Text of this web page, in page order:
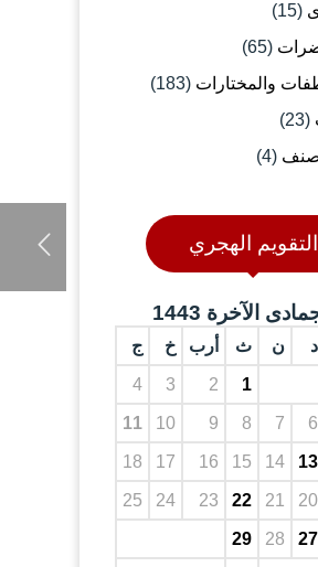
(15)
(65)
والمختارات (183)
(23)
(4)
التقويم الهجري
الآخرة 1443
د ن ث أرب خ ج
1
2
3
4
6
7
8
9
10
11
13
14
15
16
17
18
20
21
22
23
24
25
27
28
29